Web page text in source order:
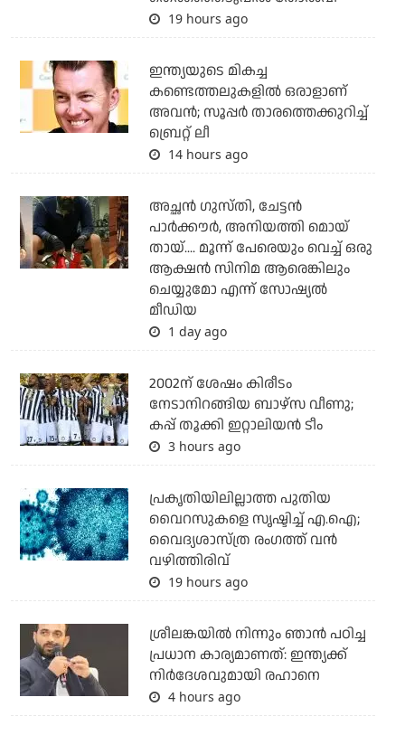
19 hours ago
ഇന്ത്യയുടെ മികച്ച
കണ്ടെത്തലുകളില്‍ ഒരാളാണ്
അവന്‍; സൂപ്പര്‍ താരത്തെക്കുറിച്ച്
ബ്രെറ്റ് ലീ
14 hours ago
അച്ഛന്‍ ഗുസ്തി, ചേട്ടന്‍
പാര്‍ക്കൗര്‍, അനിയത്തി മൊയ്
തായ്.... മൂന്ന് പേരെയും വെച്ച് ഒരു
ആക്ഷന്‍ സിനിമ ആരെങ്കിലും
ചെയ്യുമോ എന്ന് സോഷ്യല്‍
മീഡിയ
1 day ago
2002ന് ശേഷം കിരീടം
നേടാനിറങ്ങിയ ബാഴ്സ വീണു;
കപ്പ് തൂക്കി ഇറ്റാലിയൻ ടീം
3 hours ago
പ്രകൃതിയിലില്ലാത്ത പുതിയ
വൈറസുകളെ സൃഷ്ടിച്ച് എ.ഐ;
വൈദ്യശാസ്ത്ര രംഗത്ത് വന്‍
വഴിത്തിരിവ്
19 hours ago
ശ്രീലങ്കയില്‍ നിന്നും ഞാന്‍ പഠിച്ച
പ്രധാന കാര്യമാണത്: ഇന്ത്യക്ക്
നിര്‍ദേശവുമായി രഹാനെ
4 hours ago